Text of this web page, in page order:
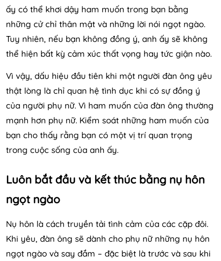
ấy có thể khơi dậy ham muốn trong bạn bằng
những cử chỉ thân mật và những lời nói ngọt ngào.
Tuy nhiên, nếu bạn không đồng ý, anh ấy sẽ không
thể hiện bất kỳ cảm xúc thất vọng hay tức giận nào.
Vì vậy, dấu hiệu đầu tiên khi một người đàn ông yêu
thật lòng là chỉ quan hệ tình dục khi có sự đồng ý
của người phụ nữ. Vì ham muốn của đàn ông thường
mạnh hơn phụ nữ. Kiểm soát những ham muốn của
bạn cho thấy rằng bạn có một vị trí quan trọng
trong cuộc sống của anh ấy.
Luôn bắt đầu và kết thúc bằng nụ hôn
ngọt ngào
Nụ hôn là cách truyền tải tình cảm của các cặp đôi.
Khi yêu, đàn ông sẽ dành cho phụ nữ những nụ hôn
ngọt ngào và say đắm – đặc biệt là trước và sau khi